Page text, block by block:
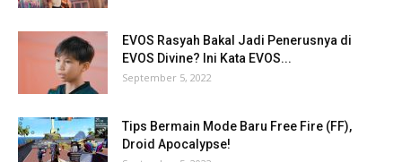
EVOS Rasyah Bakal Jadi Penerusnya di
EVOS Divine? Ini Kata EVOS...
September 5, 2022
Tips Bermain Mode Baru Free Fire (FF),
Droid Apocalypse!